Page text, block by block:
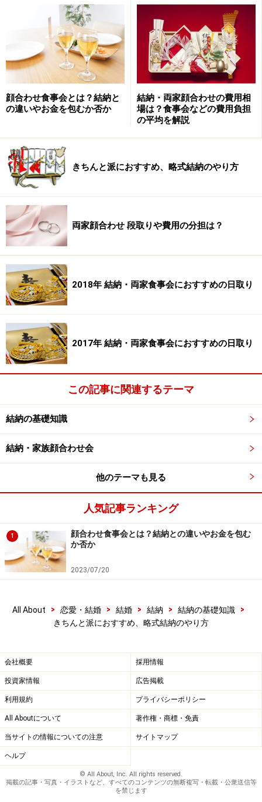
が女性に贈るものなので、男性側の方法に合わせるとい
う考え方もありますが、女性側のほうがしきたりへのこ
だわりが強い場合などは、女性側の方法にあわせてもい
いと思います。
のか、両家の間でよく話し合って決めましょう。お互い
の出身地が離れている場合、結納の方法もかなり異なっ
てくるはず。お互いが「うちの方法で！」で主張する
と、物事はなかなか決まっていきません。時にはどちら
かが妥協することも必要になるかもしれません。
結納を行うにあたり決めておくこと
結納を行うにあたり、具体的に決めておかなくてはなら
（1）仲人を立てるか立てないか
（3）結納を行う場所
（4）結納品の内容
（5）結納金の額
（6）食事会の内容や費用分担
>>次ページでは各項目について詳しく解説！
※記事内容は執筆時点のものです。最新の内容をご確認くださ
い。
顔合わせ食事会とは？結納と
の違いやお金を包むか否か
結納・両家顔合わせの費用相
場は？食事会などの費用負担
の平均を解説
きちんと派におすすめ、略式結納のやり方
両家顔合わせ 段取りや費用の分担は？
2018年 結納・両家食事会におすすめの日取り
2017年 結納・両家食事会におすすめの日取り
この記事に関連するテーマ
結納の基礎知識
結納・家族顔合わせ会
他のテーマも見る
人気記事ランキング
1
顔合わせ食事会とは？結納との違いやお金を包む
か否か
2023/07/20
All About > 恋愛・結婚 > 結婚 > 結納 > 結納の基礎知識
>
きちんと派におすすめ、略式結納のやり方
会社概要 採用情報
投資家情報 広告掲載
利用規約 プライバシーポリシー
All Aboutについて 著作権・商標・免責
当サイトの情報についての注意 サイトマップ
ヘルプ
© All About, Inc. All rights reserved.
掲載の記事・写真・イラストなど、すべてのコンテンツの無断複写・転載・公衆送信等
を禁じます